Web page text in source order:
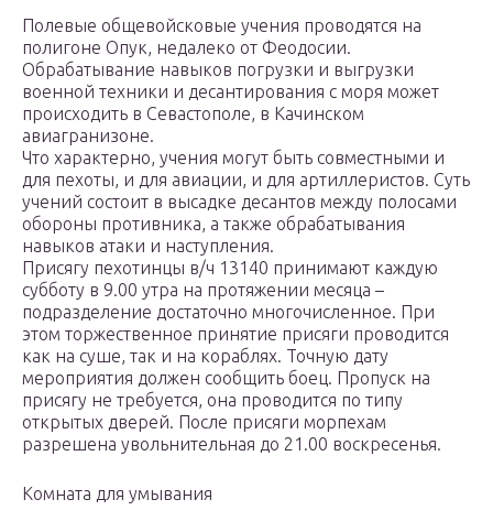
Полевые общевойсковые учения проводятся на
полигоне Опук, недалеко от Феодосии.
Обрабатывание навыков погрузки и выгрузки
военной техники и десантирования с моря может
происходить в Севастополе, в Качинском
авиагранизоне.
Что характерно, учения могут быть совместными и
для пехоты, и для авиации, и для артиллеристов. Суть
учений состоит в высадке десантов между полосами
обороны противника, а также обрабатывания
навыков атаки и наступления.
Присягу пехотинцы в/ч 13140 принимают каждую
субботу в 9.00 утра на протяжении месяца –
подразделение достаточно многочисленное. При
этом торжественное принятие присяги проводится
как на суше, так и на кораблях. Точную дату
мероприятия должен сообщить боец. Пропуск на
присягу не требуется, она проводится по типу
открытых дверей. После присяги морпехам
разрешена увольнительная до 21.00 воскресенья.
Комната для умывания